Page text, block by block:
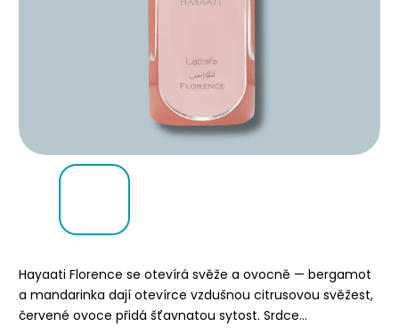
Hayaati Florence se otevírá svěže a ovocně — bergamot
a mandarinka dají otevírce vzdušnou citrusovou svěžest,
červené ovoce přidá šťavnatou sytost. Srdce...